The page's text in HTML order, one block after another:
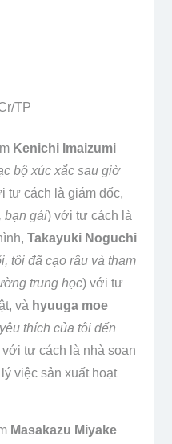
​TP
Kenichi Imaizumi
bộ xúc xắc sau giờ
tư cách là giám đốc,
bạn gái) với tư cách là
Takayuki Noguchi
tôi đã cạo râu và tham
trung học) với tư
và hyuuga moe
thích của tôi đến
với tư cách là nhà soạn
việc sản xuất hoạt
Masakazu Miyake